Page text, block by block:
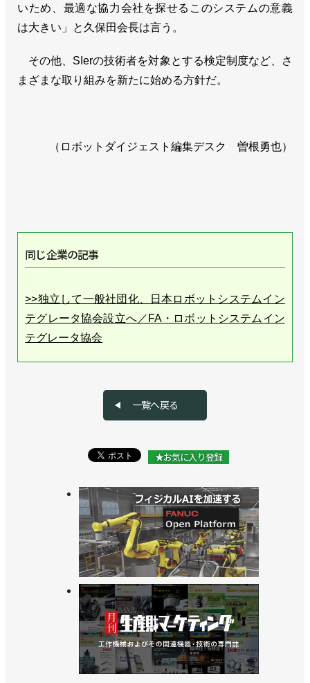
いため、最適な協力会社を探せるこのシステムの意義
は大きい」と久保田会長は言う。
その他、SIerの技術者を対象とする検定制度など、さ
まざまな取り組みを新たに始める方針だ。
（ロボットダイジェスト編集デスク 曽根勇也）
同じ企業の記事
>>独立して一般社団化、日本ロボットシステムイン
テグレータ協会設立へ／FA・ロボットシステムイン
テグレータ協会
FA・ロボットシステムインテグレータ協会
>>学生向け技術展示会を初開催／FA・ロボットシス
>>ロボットアイデア甲子園の大阪大会を開催／FA・
ロボットシステムインテグレータ協会
>>７月１日に愛知県でSIer’s Day開催／FA・ロボッ
トシステムインテグレータ協会
>>引き合いは好調も98％がエンジニア不足／FA・
ロボットシステムインテグレータ協会
>>12月に四国でSIer’s Day開催／FA・ロボットシス
テムインテグレータ協会
>>11月に札幌でSIer’s Day開催／FA・ロボットシス
一覧へ戻る
★お気に入り登録